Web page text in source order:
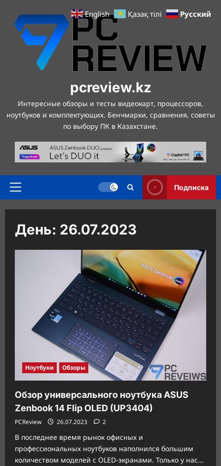
содержимому
pcreview.kz
Интересные обзоры и тесты видеокарт, процессоров,
ноутбуков и комплектующих. Бенчмарки, сравнения, советы
по выбору ПК в Казахстане.
Основное
Подписка
День: 26.07.2023
Ноутбуки Обзоры
Обзор универсального ноутбука ASUS
Zenbook 14 Flip OLED (UP3404)
PCReview 26.07.2023 2
В последнее время рынок офисных и
профессиональных ноутбуков наполнился большим
количеством моделей с OLED-экранами. Только у нас...
English Қазақ тілі Русский